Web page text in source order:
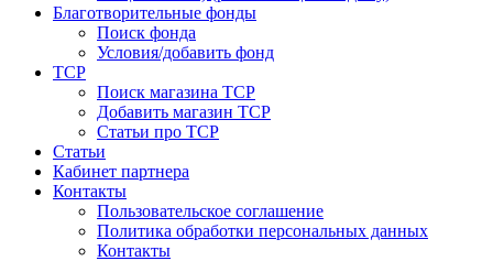
Благотворительные фонды
Поиск фонда
Условия/добавить фонд
ТСР
Поиск магазина ТСР
Добавить магазин ТСР
Статьи про ТСР
Статьи
Кабинет партнера
Контакты
Пользовательское соглашение
Политика обработки персональных данных
Контакты